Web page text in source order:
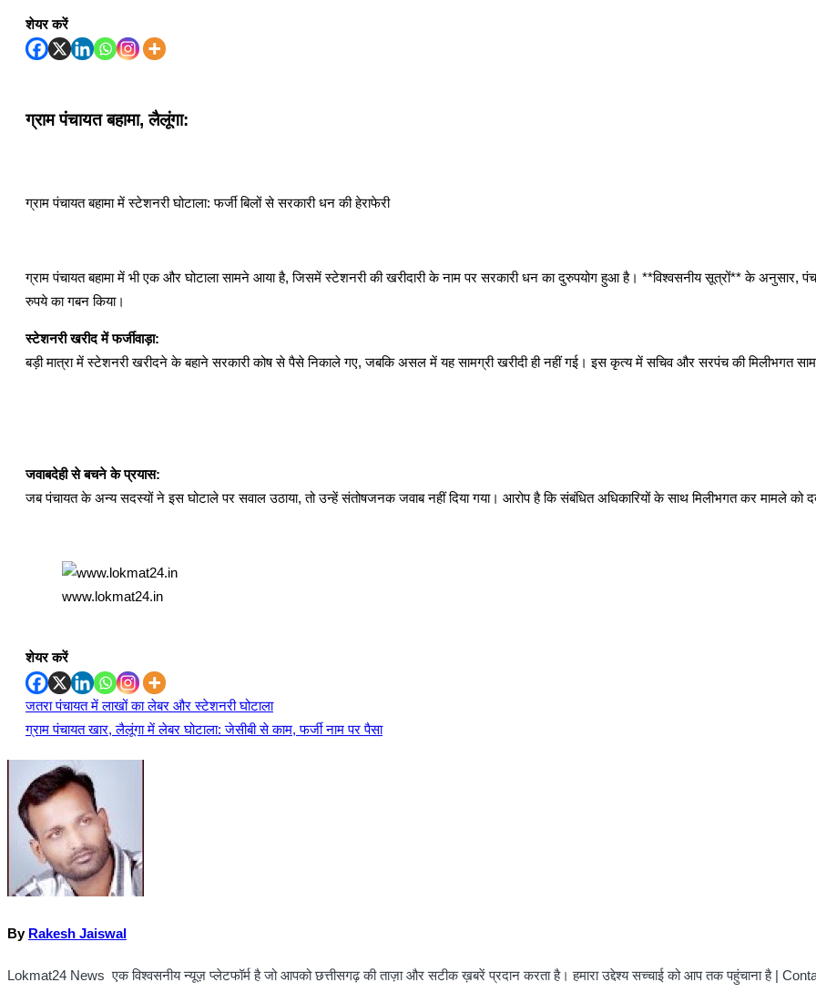
शेयर करें
ग्राम पंचायत बहामा, लैलूंगा:
ग्राम पंचायत बहामा में स्टेशनरी घोटाला: फर्जी बिलों से सरकारी धन की हेराफेरी
ग्राम पंचायत बहामा में भी एक और घोटाला सामने आया है, जिसमें स्टेशनरी की खरीदारी के नाम पर सरकारी धन का दुरुपयोग हुआ है। **विश्वसनीय सूत्रों** के
रुपये का गबन किया।
स्टेशनरी खरीद में फर्जीवाड़ा:
बड़ी मात्रा में स्टेशनरी खरीदने के बहाने सरकारी कोष से पैसे निकाले गए, जबकि असल में यह सामग्री खरीदी ही नहीं गई। इस कृत्य में सचिव और सरपंच की मिलीभगत
जवाबदेही से बचने के प्रयास:
जब पंचायत के अन्य सदस्यों ने इस घोटाले पर सवाल उठाया, तो उन्हें संतोषजनक जवाब नहीं दिया गया। आरोप है कि संबंधित अधिकारियों के साथ मिलीभगत कर मामले को
www.lokmat24.in
शेयर करें
Post
जतरा पंचायत में लाखों का लेबर और स्टेशनरी घोटाला
ग्राम पंचायत खार, लैलूंगा में लेबर घोटाला: जेसीबी से काम, फर्जी नाम पर पैसा
By Rakesh Jaiswal
Lokmat24 News एक विश्वसनीय न्यूज़ प्लेटफॉर्म है जो आपको छत्तीसगढ़ की ताज़ा और सटीक ख़बरें प्रदान करता है। हमारा उद्देश्य सच्चाई को आप तक पहुंचाना है |